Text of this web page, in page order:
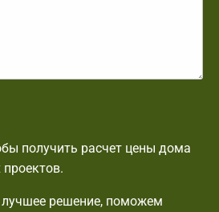
получить расчет цены дома
проектов.
решение, поможем